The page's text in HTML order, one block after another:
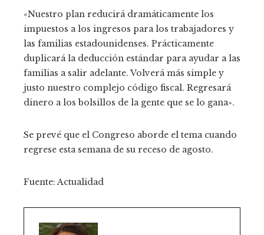
«Nuestro plan reducirá dramáticamente los
impuestos a los ingresos para los trabajadores y
las familias estadounidenses. Prácticamente
duplicará la deducción estándar para ayudar a las
familias a salir adelante. Volverá más simple y
justo nuestro complejo código fiscal. Regresará
dinero a los bolsillos de la gente que se lo gana».
Se prevé que el Congreso aborde el tema cuando
regrese esta semana de su receso de agosto.
Fuente: Actualidad